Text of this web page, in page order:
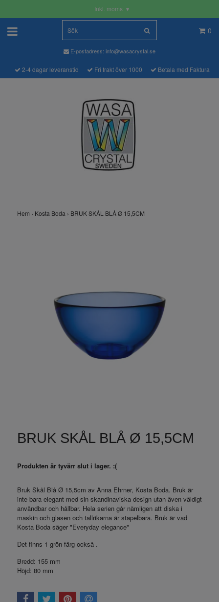
Inkl. moms ▾
0
E-postadress: info@wasacrystal.se
2-4 dagar leveranstid Fri frakt över 1000 Betala med Faktura
Hem › Kosta Boda › BRUK SKÅL BLÅ Ø 15,5CM
BRUK SKÅL BLÅ Ø 15,5CM
Produkten är tyvärr slut i lager. :(
Bruk Skål Blå Ø 15,5cm av Anna Ehrner, Kosta Boda. Bruk är
inte bara elegant med sin skandinaviska design utan även väldigt
användbar och hållbar. Hela serien går nämligen att diska i
maskin och glasen och tallrikarna är stapelbara. Bruk är vad
Kosta Boda säger "Everyday elegance"
Det finns 1 grön färg också .
Bredd: 155 mm
Höjd: 80 mm